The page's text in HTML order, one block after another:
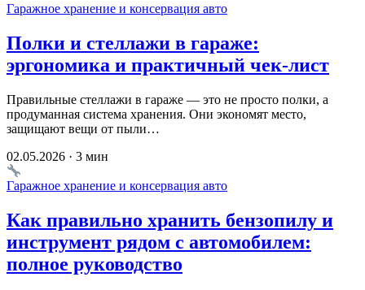
Гаражное хранение и консервация авто
Полки и стеллажи в гараже:
эргономика и практичный чек-лист
Правильные стеллажи в гараже — это не просто полки, а
продуманная система хранения. Они экономят место,
защищают вещи от пыли…
02.05.2026 · 3 мин
Гаражное хранение и консервация авто
Как правильно хранить бензопилу и
инструмент рядом с автомобилем:
полное руководство